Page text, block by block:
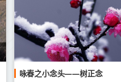
咏春之小念头——树正念